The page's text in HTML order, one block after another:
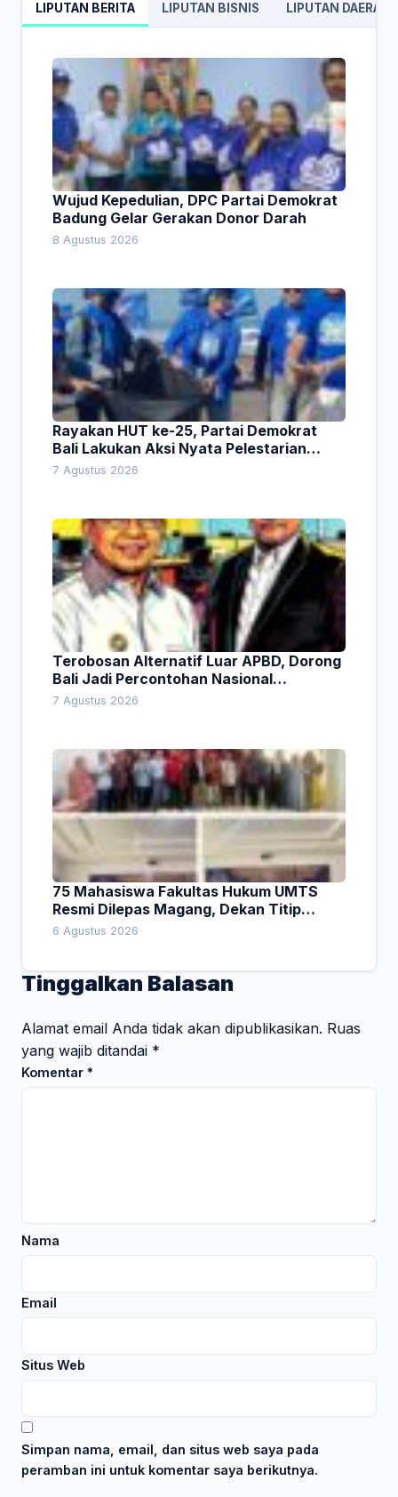
LIPUTAN BERITA LIPUTAN BISNIS LIPUTAN DAERAH
Wujud Kepedulian, DPC Partai Demokrat
Badung Gelar Gerakan Donor Darah
8 Agustus 2026
Rayakan HUT ke-25, Partai Demokrat
Bali Lakukan Aksi Nyata Pelestarian
Lingkungan
7 Agustus 2026
Terobosan Alternatif Luar APBD, Dorong
Bali Jadi Percontohan Nasional
Pembiayaan Daerah
7 Agustus 2026
75 Mahasiswa Fakultas Hukum UMTS
Resmi Dilepas Magang, Dekan Titip
Empat Pesan Penting
6 Agustus 2026
Tinggalkan Balasan
Alamat email Anda tidak akan dipublikasikan. Ruas
yang wajib ditandai *
Komentar *
Nama
Email
Situs Web
Simpan nama, email, dan situs web saya pada
peramban ini untuk komentar saya berikutnya.